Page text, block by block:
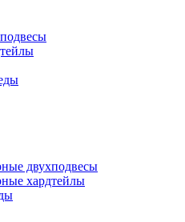
двухподвесы
хардтейлы